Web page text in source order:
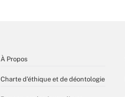
À Propos
Charte d’éthique et de déontologie